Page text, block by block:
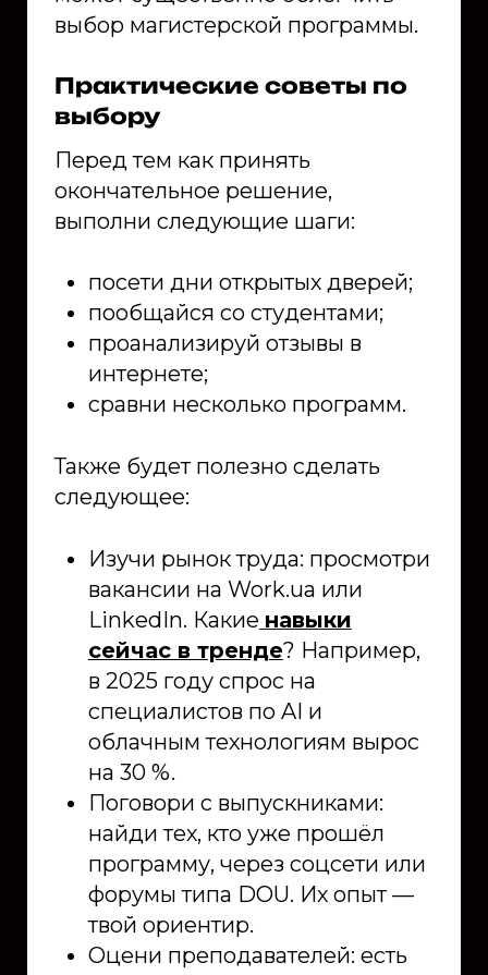
выбор магистерской программы.
Практические советы по
выбору
Перед тем как принять
окончательное решение,
выполни следующие шаги:
посети дни открытых дверей;
пообщайся со студентами;
проанализируй отзывы в
интернете;
сравни несколько программ.
Также будет полезно сделать
следующее:
Изучи рынок труда: просмотри
вакансии на Work.ua или
LinkedIn. Какие навыки
сейчас в тренде? Например,
в 2025 году спрос на
специалистов по AI и
облачным технологиям вырос
на 30 %.
Поговори с выпускниками:
найди тех, кто уже прошёл
программу, через соцсети или
форумы типа DOU. Их опыт —
твой ориентир.
Оцени преподавателей: есть